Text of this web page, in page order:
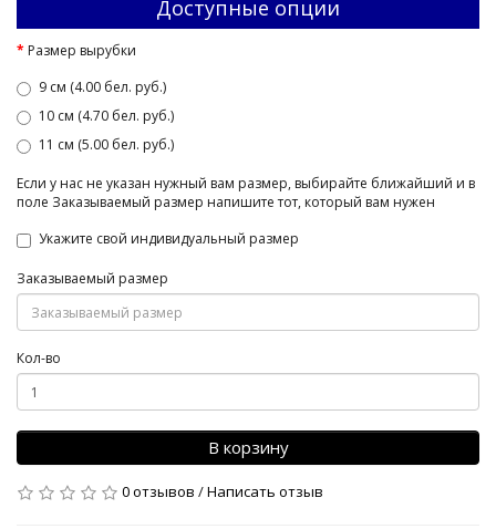
Доступные опции
Размер вырубки
9 см (4.00 бел. руб.)
10 см (4.70 бел. руб.)
11 см (5.00 бел. руб.)
Если у нас не указан нужный вам размер, выбирайте ближайший и в
поле Заказываемый размер напишите тот, который вам нужен
Укажите свой индивидуальный размер
Заказываемый размер
Кол-во
В корзину
0 отзывов /Написать отзыв